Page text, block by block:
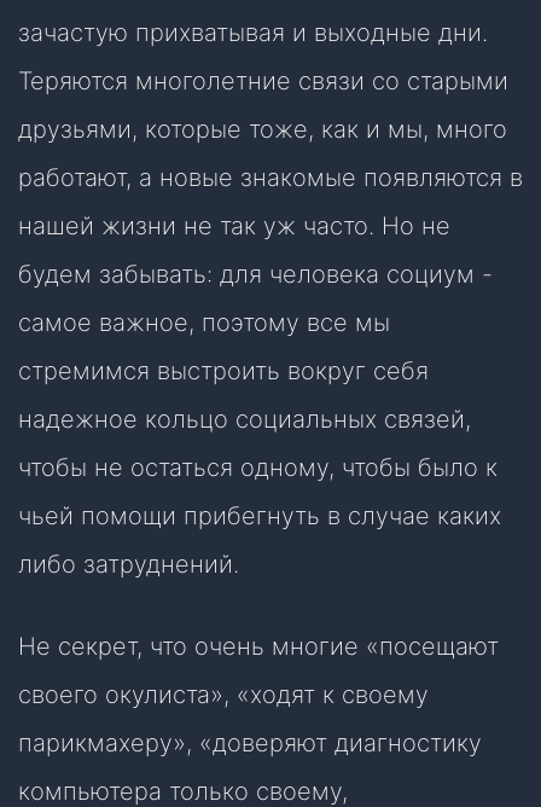
зачастую прихватывая и выходные дни.
Теряются многолетние связи со старыми
друзьями, которые тоже, как и мы, много
работают, а новые знакомые появляются в
нашей жизни не так уж часто. Но не
будем забывать: для человека социум -
самое важное, поэтому все мы
стремимся выстроить вокруг себя
надежное кольцо социальных связей,
чтобы не остаться одному, чтобы было к
чьей помощи прибегнуть в случае каких
либо затруднений.
Не секрет, что очень многие «посещают
своего окулиста», «ходят к своему
парикмахеру», «доверяют диагностику
компьютера только своему,